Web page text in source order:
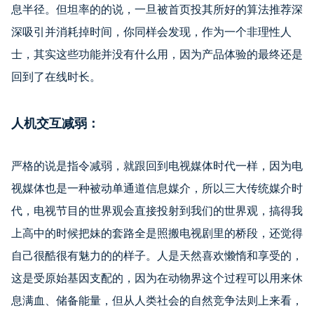
息半径。但坦率的的说，一旦被首页投其所好的算法推荐深
深吸引并消耗掉时间，你同样会发现，作为一个非理性人
士，其实这些功能并没有什么用，因为产品体验的最终还是
回到了在线时长。
人机交互减弱：
严格的说是指令减弱，就跟回到电视媒体时代一样，因为电
视媒体也是一种被动单通道信息媒介，所以三大传统媒介时
代，电视节目的世界观会直接投射到我们的世界观，搞得我
上高中的时候把妹的套路全是照搬电视剧里的桥段，还觉得
自己很酷很有魅力的的样子。人是天然喜欢懒惰和享受的，
这是受原始基因支配的，因为在动物界这个过程可以用来休
息满血、储备能量，但从人类社会的自然竞争法则上来看，